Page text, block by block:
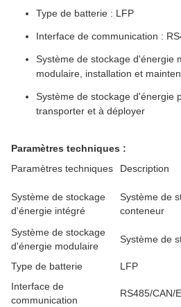
Type de batterie : LFP
Interface de communication :
Système de stockage d'énergie
modulaire, installation et
Système de stockage d'énergie
transporter et à déployer
Paramètres techniques :
Paramètres techniques
Description
Système de stockage
d'énergie intégré
Système de
conteneur
Système de stockage
d'énergie modulaire
Système de
Type de batterie
LFP
Interface de
communication
RS485/CAN/